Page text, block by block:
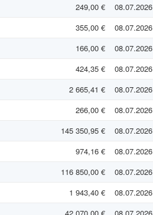
249,00 € 08.07.2026
355,00 € 08.07.2026
166,00 € 08.07.2026
424,35 € 08.07.2026
2 665,41 € 08.07.2026
266,00 € 08.07.2026
145 350,95 € 08.07.2026
974,16 € 08.07.2026
116 850,00 € 08.07.2026
1 943,40 € 08.07.2026
42 070,00 € 08.07.2026